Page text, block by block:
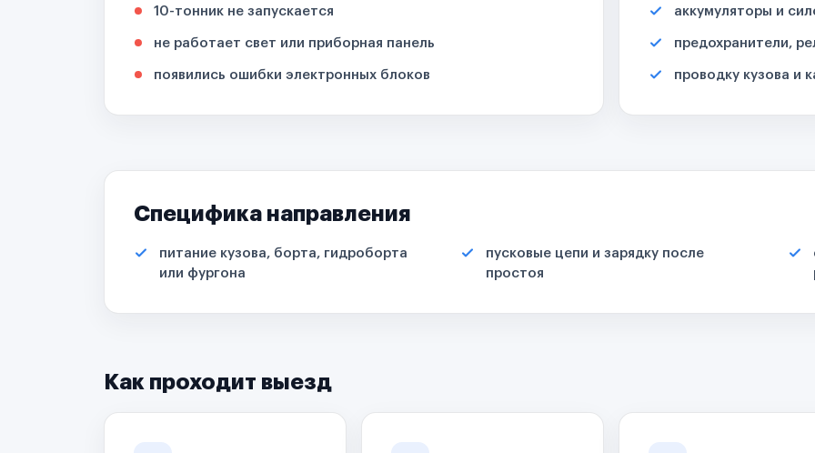
10-тонник не запускается
не работает свет или приборная панель
появились ошибки электронных блоков
аккумуляторы и
предохранители,
проводку кузова и
Специфика направления
питание кузова, борта, гидроборта
или фургона
пусковые цепи и зарядку после
простоя
Как проходит выезд